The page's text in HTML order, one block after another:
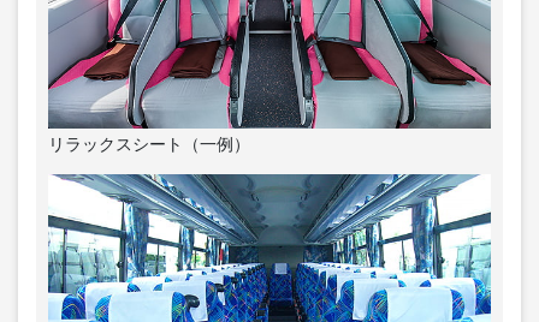
リラックスシート（一例）